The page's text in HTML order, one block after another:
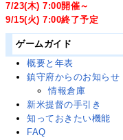
7/23(木) 7:00開催～
9/15(火) 7:00終了予定
ゲームガイド
概要と年表
鎮守府からのお知らせ
情報倉庫
新米提督の手引き
知っておきたい機能
FAQ